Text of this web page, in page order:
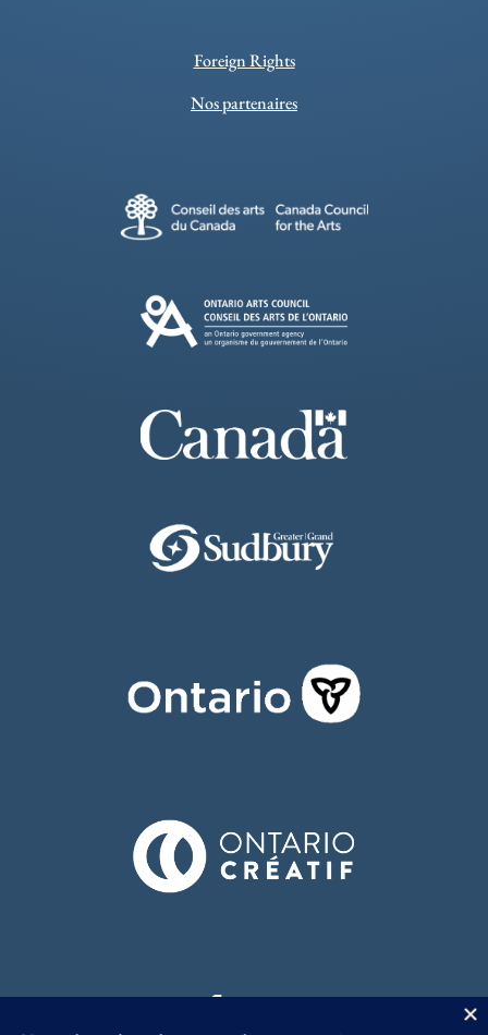
Foreign Rights
Nos partenaires